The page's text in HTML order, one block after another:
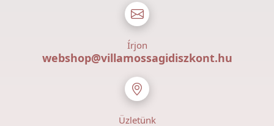
Írjon
webshop@villamossagidiszkont.hu
Üzletünk